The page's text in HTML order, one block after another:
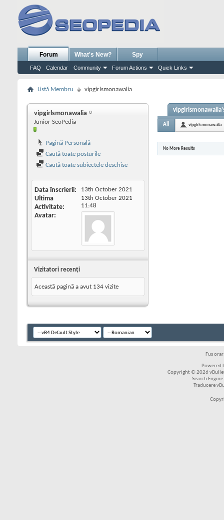
Forum
FAQ Calendar Community Forum Actions Quick Links
What's New? Spy
Listă Membru vipgirlsmonawalia
vipgirlsmonawalia
Junior SeoPedia
Pagină Personală
Caută toate posturile
Caută toate subiectele deschise
Data înscrierii 13th October 2021
Ultima
Activitate
13th October 2021
11:48
Avatar
Vizitatori recenţi
Această pagină a avut 134 vizite
All vipgirlsmonawalia
No More Results
Fus
Powered
Copyright © 2026
Search
Traducere